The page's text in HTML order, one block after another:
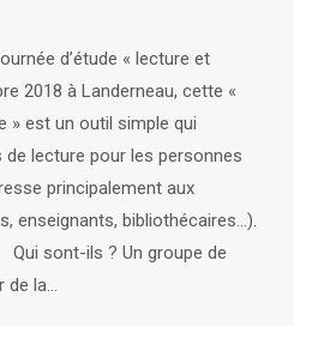
d’étude « lecture et
2018 à Landerneau, cette «
» est un outil simple qui
lecture pour les personnes
principalement aux
enseignants, bibliothécaires…).
sont-ils ? Un groupe de
de la…